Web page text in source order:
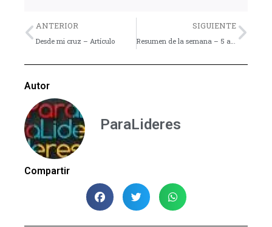
Previo
ANTERIOR
Desde mi cruz – Artículo
SIGUIENTE
Resumen de la semana – 5 al 11 de Agosto
Autor
ParaLideres
Compartir